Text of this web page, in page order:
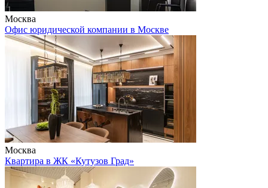
Москва
Офис юридической компании в Москве
Москва
Квартира в ЖК «Кутузов Град»